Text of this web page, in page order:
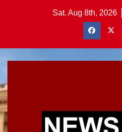
Sat. Aug 8th, 2026